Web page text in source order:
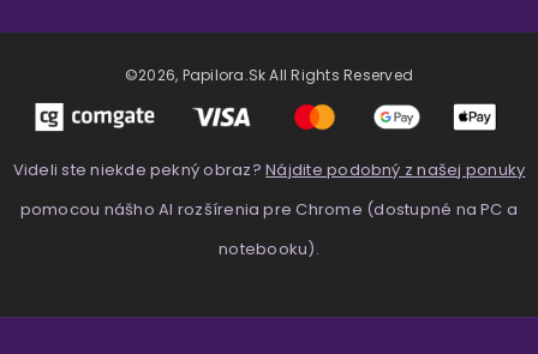
©2026, Papilora.sk All Rights Reserved
Videli ste niekde pekný obraz?Nájdite podobný z našej ponuky
pomocou nášho AI rozšírenia pre Chrome (dostupné na PC a
notebooku).